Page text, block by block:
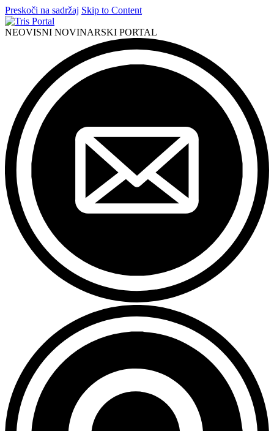
Preskoči na sadržaj Skip to Content
NEOVISNI NOVINARSKI PORTAL